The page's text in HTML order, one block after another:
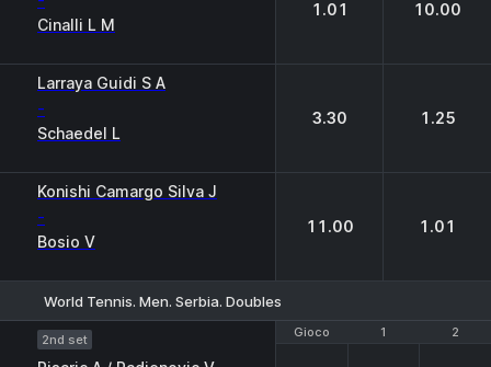
Cinalli L M
1.01 10.00
Larraya Guidi S A
-
Schaedel L
3.30 1.25
Konishi Camargo Silva J
-
Bosio V
11.00 1.01
World Tennis. Men. Serbia. Doubles
Gioco 1 2
2nd set Gioco 1 2